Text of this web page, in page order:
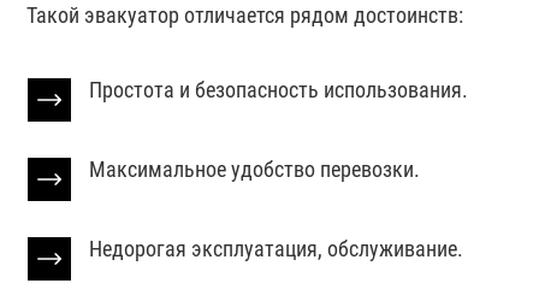
Такой эвакуатор отличается рядом достоинств:
Простота и безопасность использования.
Максимальное удобство перевозки.
Недорогая эксплуатация, обслуживание.